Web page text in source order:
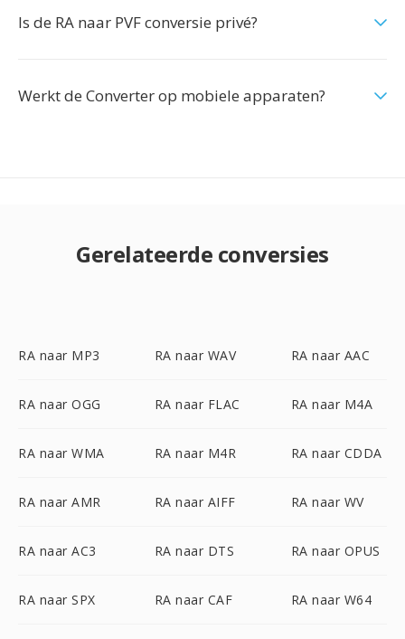
Is de RA naar PVF conversie privé?
Werkt de Converter op mobiele apparaten?
Gerelateerde conversies
RA naar MP3 RA naar WAV RA naar AAC
RA naar OGG RA naar FLAC RA naar M4A
RA naar WMA RA naar M4R RA naar CDDA
RA naar AMR RA naar AIFF RA naar WV
RA naar AC3 RA naar DTS RA naar OPUS
RA naar SPX RA naar CAF RA naar W64